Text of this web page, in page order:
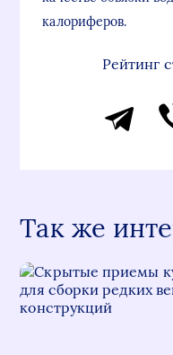
калориферов.
Рейтинг
Так же